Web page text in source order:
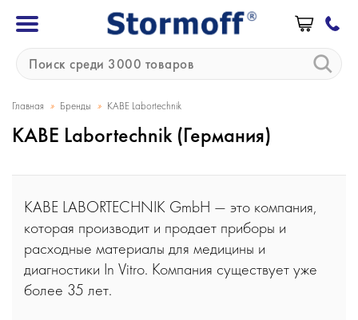
Главная » Бренды » KABE Labortechnik
KABE Labortechnik (Германия)
KABE LABORTECHNIK GmbH — это компания,
которая производит и продает приборы и
расходные материалы для медицины и
диагностики In Vitro. Компания существует уже
более 35 лет.